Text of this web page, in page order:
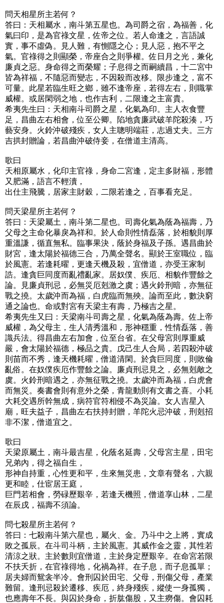
問天相星所主若何？
答曰：天相屬水，南斗第五星也。為司爵之宿，為福善，化
氣曰印，是為官祿文星，佐帝之位。若人命逢之，言語誠
實，事不虛偽。見人難，有惻隱之心；見人惡，抱不平之
氣。官祿得之則顯榮，帝座合之則爭權。佐日月之光，兼化
廉貞之惡。身命得之而榮耀；子息得之而嗣續昌，十二宮中
皆為祥福，不隨惡而變志，不因殺而改移。限步逢之，富不
可量。此星若臨生旺之鄉，雖不逢帝座，若得左右，則職掌
威權。或居閑弱之地，也作吉利，二限逢之主富貴。
希夷先生曰：天相南斗司爵之星，化氣為印。主人衣食豐
足，昌曲左右相會，位至公卿。陷地貪廉武破羊陀殺湊，巧
藝安身。火鈴沖破殘疾，女人主聰明端莊，志過丈夫。三方
吉拱封贈論，若昌曲沖破侍妾，在僧道主清高。
歌曰
天相原屬水，化印主官祿，身命二宮逢，定主多財福，形體
又肥滿，語言不輕瀆，
出仕主飛騰，居家主財穀，二限若逢之，百事看充足。
問天梁星所主若何？
答曰：天梁屬土，南斗第二星也。司壽化氣為蔭為福壽，乃
父母之主命化暴戾為祥和。於人命則性情磊落，於相貌則厚
重溫謙，循直無私。臨事果決，蔭於身福及子孫。遇昌曲於
財宮，逢太陽於福德三合，乃萬全聲名。顯於王室職位，臨
於風憲。若逢耗曜，更逢天機及殺，宜僧道，亦受王家制
誥。逢貪巨同度而亂禮亂家。居奴僕、疾厄、相貌作豐餘之
論。見廉貞刑忌，必無災厄剋激之虞；遇火鈴刑暗，亦無征
戰之撓。太歲沖而為福，白虎臨而無殃。論而至此，數決窮
通之論也。命或對宮有天梁主有壽，乃極吉之星。
希夷先生又曰：天梁南斗司壽之星，化氣為蔭為壽。佐上帝
威權，為父母主，生人清秀溫和，形神穩重，性情磊落，善
識兵法。得昌曲左右加會，位至台省。在父母宮則厚重威
嚴，會太陽於福德，極品之貴。戊己生人合局，若四殺沖破
則苗而不秀，逢天機耗曜，僧道清閑。於貪巨同度，則敗倫
亂俗。在奴僕疾厄作豐餘之論。廉貞刑忌見之，必無剋敵之
虞。火鈴刑暗遇之，亦無征戰之撓。太歲沖而為福，白虎會
而無災。奏書會則有意外之榮，青龍動則有文書之喜。小耗
大耗交遇所幹無成，病符官符相侵不為災論。女人吉星入
廟，旺夫益子，昌曲左右扶持封贈，羊陀火忌沖破，刑剋招
非不潔，僧道宜之。
歌曰
天梁原屬土，南斗最吉星，化蔭名延壽，父母宮主星，田宅
兄弟內，得之福自生，
形神自持重，心性更和平，生來無災患，文章有聲名，六親
更和睦，仕宦居王庭，
巨門若相會，勞碌歷艱辛，若逢天機照，僧道享山林，二星
在辰戌，福壽不須論。
問七殺星所主若何？
答曰：七殺南斗第六星也，屬火、金。乃斗中之上將，實成
敗之孤辰。在斗司斗柄，主於風憲。其威作金之靈，其性若
清涼之狀。主於數則宜僧道，主於身定歷艱辛。在命宮若限
不扶夭折，在官祿得地，化禍為祥。在子息，而子息孤單；
居夫婦而鴛衾半冷。會刑囚於田宅、父母，刑傷父母，產業
難留。逢刑忌殺於遷移、疾厄，終身殘疾，縱使一身孤獨，
也應壽年不長。與囚於身命，折肱傷股，又主癆傷。會囚耗